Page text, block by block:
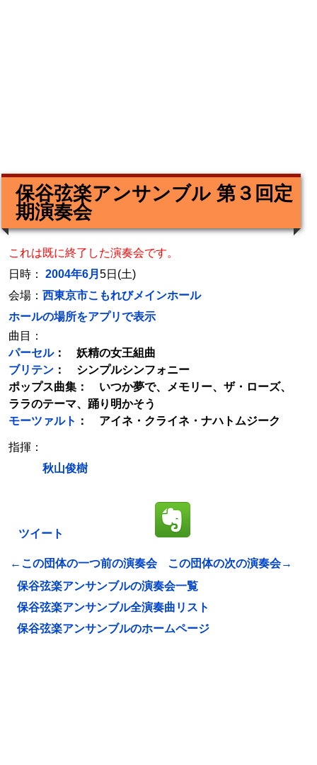
保谷弦楽アンサンブル 第３回定
期演奏会
これは既に終了した演奏会です。
日時： 2004年6月 5日(土)
会場： 西東京市こもれびメインホール
ホールの場所をアプリで表示
曲目：
パーセル： 妖精の女王組曲
ブリテン ： シンプルシンフォニー
ポップス曲集： いつか夢で、メモリー、ザ・ローズ、
ララのテーマ、踊り明かそう
モーツァルト ： アイネ・クライネ・ナハトムジーク
指揮：
秋山俊樹
ツイート
←この団体の一つ前の演奏会
この団体の次の演奏会→
保谷弦楽アンサンブルの演奏会一覧
保谷弦楽アンサンブル全演奏曲リスト
保谷弦楽アンサンブルのホームページ